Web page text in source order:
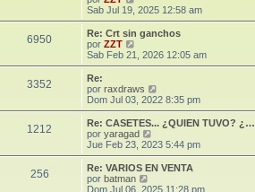
e
m
e
j
e
t
m
e
j
e
e
r
ú
m
e
s
a
j
e
Sab Jul 19, 2025 12:58 am
6950
Re: Crt sin ganchos
por ZZT
r
l
t
i
m
o
m
e
s
a
Sab Feb 21, 2026 12:05 am
3352
Re:
por raxdraws
e
r
t
m
o
m
Dom Jul 03, 2022 8:35 pm
1212
Re: CASETES... ¿QUIEN TUVO? ¿…
por yaragad
e
r
ú
t
Jue Feb 23, 2023 5:44 pm
256
Re: VARIOS EN VENTA
por batman
e
Dom Jul 06, 2025 11:28 pm